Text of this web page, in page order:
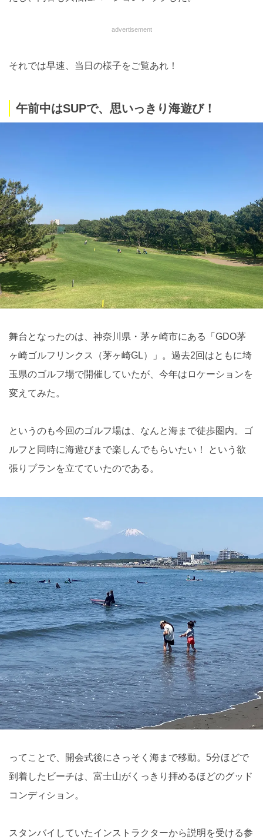
advertisement
それでは早速、当日の様子をご覧あれ！
午前中はSUPで、思いっきり海遊び！
舞台となったのは、神奈川県・茅ヶ崎市にある「GDO茅
ヶ崎ゴルフリンクス（茅ヶ崎GL）」。過去2回はともに埼
玉県のゴルフ場で開催していたが、今年はロケーションを
変えてみた。
というのも今回のゴルフ場は、なんと海まで徒歩圏内。ゴ
ルフと同時に海遊びまで楽しんでもらいたい！ という欲
張りプランを立てていたのである。
ってことで、開会式後にさっそく海まで移動。5分ほどで
到着したビーチは、富士山がくっきり拝めるほどのグッド
コンディション。
スタンバイしていたインストラクターから説明を受ける参